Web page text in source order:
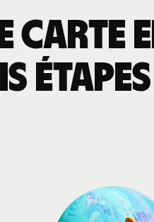
carte
étapes